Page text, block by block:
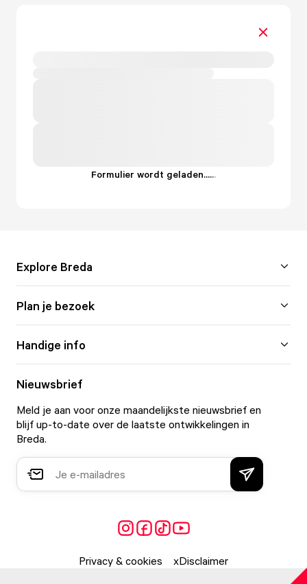
Formulier wordt geladen......
Explore Breda
Plan je bezoek
Handige info
Nieuwsbrief
Meld je aan voor onze maandelijkste nieuwsbrief en
blijf up-to-date over de laatste ontwikkelingen in
Breda.
Privacy & cookies Disclaimer